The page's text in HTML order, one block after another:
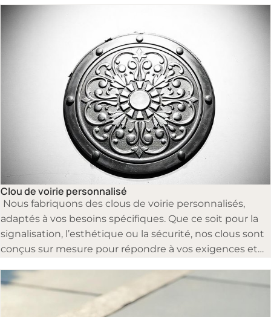
Clous de voirie
Clou de voirie personnalisé
Nous fabriquons des clous de voirie personnalisés,
adaptés à vos besoins spécifiques. Que ce soit pour la
signalisation, l’esthétique ou la sécurité, nos clous sont
conçus sur mesure pour répondre à vos exigences et